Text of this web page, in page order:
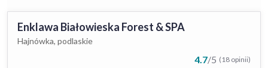
Enklawa Białowieska Forest & SPA
Hajnówka, podlaskie
4.7/5 (18 opinii)